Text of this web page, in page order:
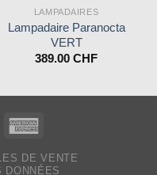
LAMPADAIRES
Lampadaire Paranocta
VERT
389.00 CHF
DE VENTE
DONNÉES